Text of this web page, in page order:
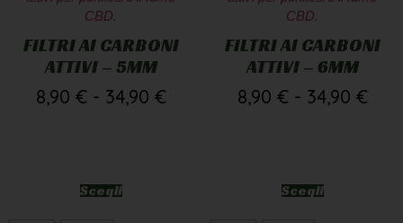
FILTRI AI CARBONI
ATTIVI – 5MM
8,90 € - 34,90 €
Scegli
FILTRI AI CARBONI
ATTIVI – 6MM
8,90 € - 34,90 €
Scegli